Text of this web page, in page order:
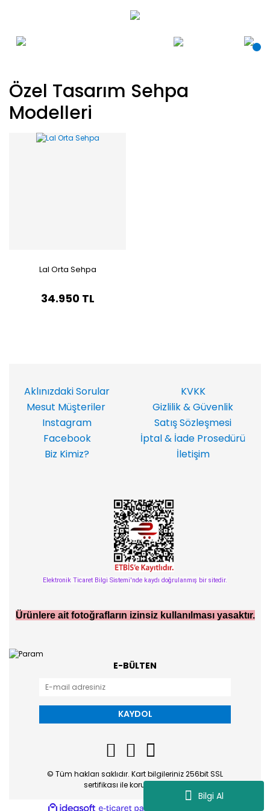
Bilgi Al
Özel Tasarım Sehpa
Modelleri
Lal Orta Sehpa
34.950 TL
Aklınızdaki Sorular
KVKK
Mesut Müşteriler
Gizlilik & Güvenlik
Instagram
Satış Sözleşmesi
Facebook
İptal & İade Prosedürü
Biz Kimiz?
İletişim
Elektronik Ticaret Bilgi Sistemi'nde kaydı doğrulanmış bir sitedir.
Ürünlere ait fotoğrafların izinsiz kullanılması yasaktır.
E-BÜLTEN
KAYDOL
© Tüm hakları saklıdır. Kart bilgileriniz 256bit SSL
sertifikası ile korunmaktadır.
ideasoft